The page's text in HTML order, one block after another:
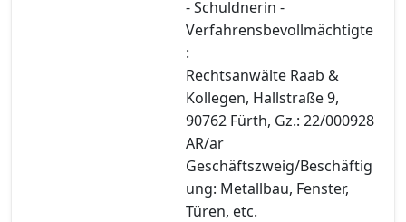
- Schuldnerin -
Verfahrensbevollmächtigte
:
Rechtsanwälte Raab &
Kollegen, Hallstraße 9,
90762 Fürth, Gz.: 22/000928
AR/ar
Geschäftszweig/Beschäftig
ung: Metallbau, Fenster,
Türen, etc.